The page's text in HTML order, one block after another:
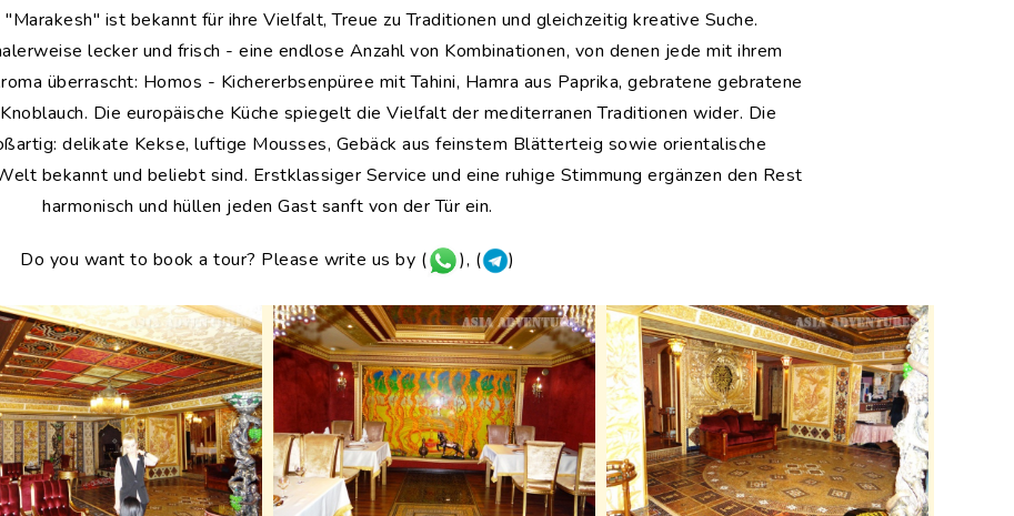
ist bekannt für ihre Vielfalt, Treue zu Traditionen und gleichzeitig kreative Suche.
lecker und frisch - eine endlose Anzahl von Kombinationen, von denen jede mit ihrem
überrascht: Homos - Kichererbsenpüree mit Tahini, Hamra aus Paprika, gebratene gebratene
Die europäische Küche spiegelt die Vielfalt der mediterranen Traditionen wider. Die
delikate Kekse, luftige Mousses, Gebäck aus feinstem Blätterteig sowie orientalische
bekannt und beliebt sind. Erstklassiger Service und eine ruhige Stimmung ergänzen den Rest
harmonisch und hüllen jeden Gast sanft von der Tür ein.
Do you want to book a tour? Please write us by ( ), ( )